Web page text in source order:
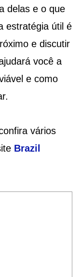
delas e o que
estratégia útil é
e discutir
você a
e como
vários
Brazil